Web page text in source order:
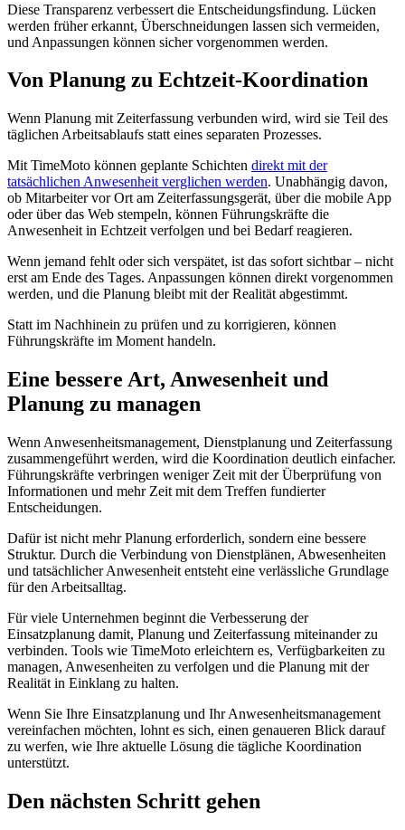
Diese Transparenz verbessert die Entscheidungsfindung. Lücken
werden früher erkannt, Überschneidungen lassen sich vermeiden,
und Anpassungen können sicher vorgenommen werden.
Von Planung zu Echtzeit-Koordination
Wenn Planung mit Zeiterfassung verbunden wird, wird sie Teil des
täglichen Arbeitsablaufs statt eines separaten Prozesses.
Mit TimeMoto können geplante Schichten direkt mit der
tatsächlichen Anwesenheit verglichen werden. Unabhängig davon,
ob Mitarbeiter vor Ort am Zeiterfassungsgerät, über die mobile App
oder über das Web stempeln, können Führungskräfte die
Anwesenheit in Echtzeit verfolgen und bei Bedarf reagieren.
Wenn jemand fehlt oder sich verspätet, ist das sofort sichtbar – nicht
erst am Ende des Tages. Anpassungen können direkt vorgenommen
werden, und die Planung bleibt mit der Realität abgestimmt.
Statt im Nachhinein zu prüfen und zu korrigieren, können
Führungskräfte im Moment handeln.
Eine bessere Art, Anwesenheit und
Planung zu managen
Wenn Anwesenheitsmanagement, Dienstplanung und Zeiterfassung
zusammengeführt werden, wird die Koordination deutlich einfacher.
Führungskräfte verbringen weniger Zeit mit der Überprüfung von
Informationen und mehr Zeit mit dem Treffen fundierter
Entscheidungen.
Dafür ist nicht mehr Planung erforderlich, sondern eine bessere
Struktur. Durch die Verbindung von Dienstplänen, Abwesenheiten
und tatsächlicher Anwesenheit entsteht eine verlässliche Grundlage
für den Arbeitsalltag.
Für viele Unternehmen beginnt die Verbesserung der
Einsatzplanung damit, Planung und Zeiterfassung miteinander zu
verbinden. Tools wie TimeMoto erleichtern es, Verfügbarkeiten zu
managen, Anwesenheiten zu verfolgen und die Planung mit der
Realität in Einklang zu halten.
Wenn Sie Ihre Einsatzplanung und Ihr Anwesenheitsmanagement
vereinfachen möchten, lohnt es sich, einen genaueren Blick darauf
zu werfen, wie Ihre aktuelle Lösung die tägliche Koordination
unterstützt.
Den nächsten Schritt gehen